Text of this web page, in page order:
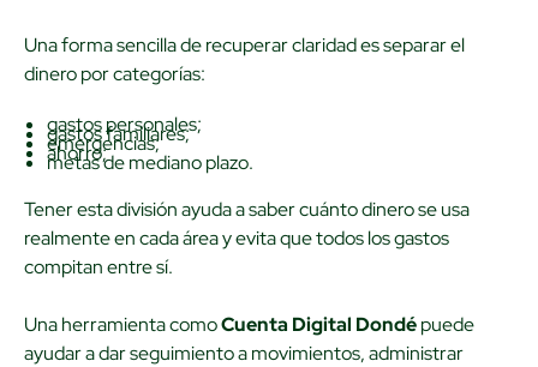
Una forma sencilla de recuperar claridad es separar el
dinero por categorías:
gastos personales;
gastos familiares;
emergencias;
ahorro;
metas de mediano plazo.
Tener esta división ayuda a saber cuánto dinero se usa
realmente en cada área y evita que todos los gastos
compitan entre sí.
Una herramienta comoCuenta Digital Dondépuede
ayudar a dar seguimiento a movimientos, administrar